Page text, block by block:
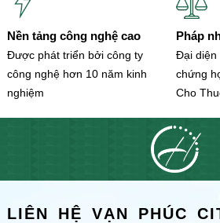
Nền tảng công nghệ cao
Được phát triển bởi công ty
công nghệ hơn 10 năm kinh
nghiệm
Pháp
Đại diện
chứng
Cho
LIÊN HỆ VẠN PHÚC